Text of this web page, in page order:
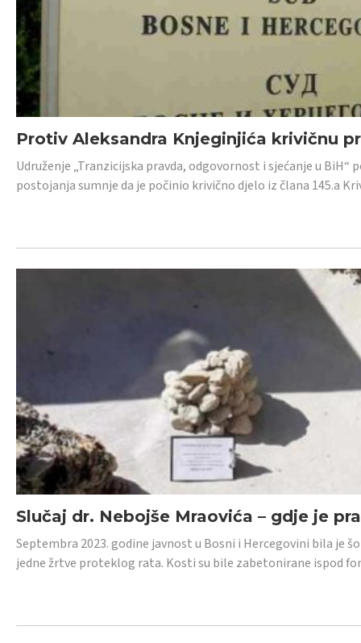
Protiv Aleksandra Knjeginjića krivičnu
Udruženje „Tranzicijska pravda, odgovornost i sjećanje u
postojanja sumnje da je počinio krivično djelo iz člana 145.a
Slučaj dr. Nebojše Mraovića – gdje je
Septembra 2023. godine javnost u Bosni i Hercegovini bila je
jedne žrtve proteklog rata. Kosti su bile zabetonirane ispod